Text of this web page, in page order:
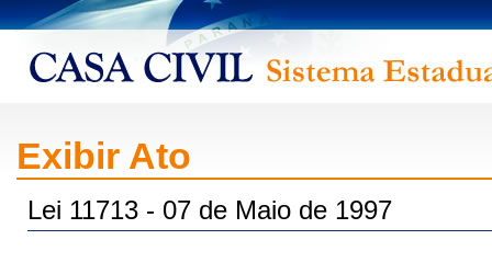
Exibir Ato
Lei 11713 - 07 de Maio de 1997